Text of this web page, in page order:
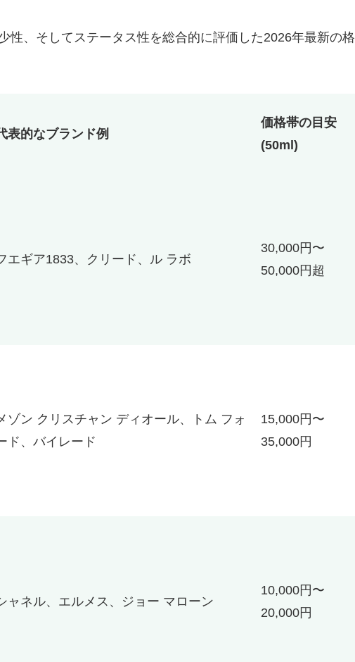
性、そしてステータス性を総合的に評価した2026年最新の格
表的なブランド例
価格帯の目安
(50ml)
エギア1833、クリード、ル ラボ
30,000円〜
50,000円超
ゾン クリスチャン ディオール、トム フォ
ド、バイレード
15,000円〜
35,000円
ャネル、エルメス、ジョー マローン
10,000円〜
20,000円